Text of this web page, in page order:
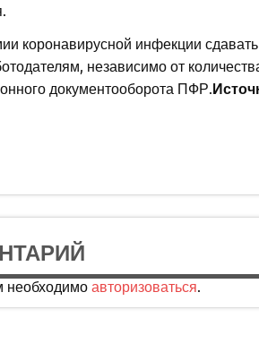
коронавирусной инфекции
независимо от
документооборота ПФР.
необходимоавторизоваться